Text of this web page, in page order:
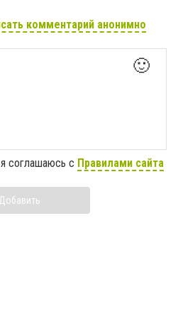
комментарий анонимно
🙂
соглашаюсь с Правилами сайта
Добавить